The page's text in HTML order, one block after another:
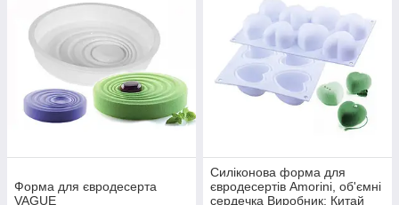
Форма для євродесерта
VAGUE
Силіконова форма для
євродесертів Amorini, об'ємні
сердечка Виробник: Китай